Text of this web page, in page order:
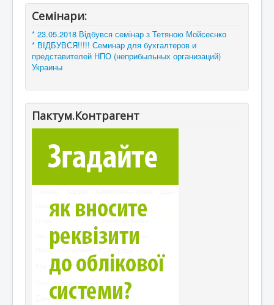
Семінари:
* 23.05.2018 Відбувся семінар з Тетяною Мойсеєнко
* ВІДБУВСЯ!!!!! Семинар для бухгалтеров и
представителей НПО (неприбыльных организаций)
Украины
Пактум.Контрагент